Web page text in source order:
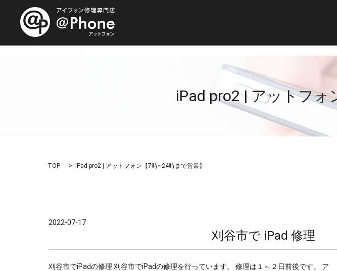
iPad pro2 | アットフォ
TOP iPad pro2 | アットフォン【7時~24時まで営業】
2022-07-17
刈谷市で iPad 修理
刈谷市でiPadの修理 刈谷市でiPadの修理を行っています。 修理は１～２日前後です。 ア